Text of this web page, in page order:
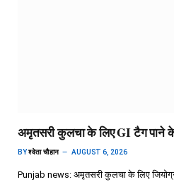
अमृतसरी कुलचा के लिए GI टैग पाने
BYश्वेता चौहान AUGUST 6, 2026
Punjab news: अमृतसरी कुलचा के लिए